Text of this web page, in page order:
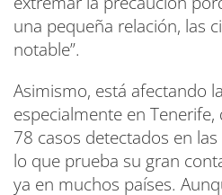
una pequeña relación, las
notable”.
Asimismo, está afectando
especialmente en
78 casos detectados en
lo que prueba su gran
ya en muchos países.